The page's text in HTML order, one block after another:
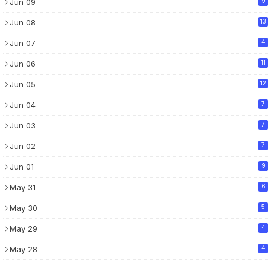
Jun 09
Jun 08 13
Jun 07 4
Jun 06 11
Jun 05 12
Jun 04 7
Jun 03 7
Jun 02 7
Jun 01 9
May 31 6
May 30 5
May 29 4
May 28 4